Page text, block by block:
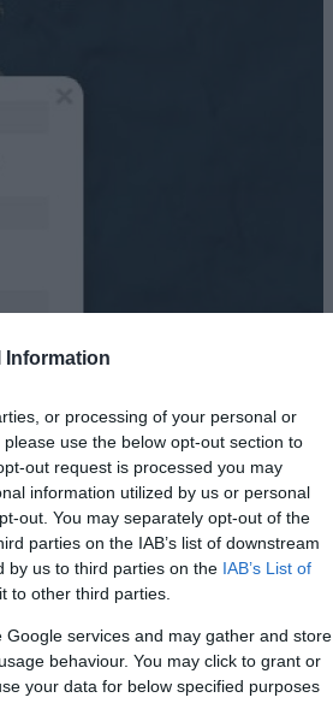
Information
or processing of your personal or
use the below opt-out section to
out request is processed you may
information utilized by us or personal
out. You may separately opt-out of the
parties on the IAB’s list of downstream
by us to third parties on the IAB’s List of
to other third parties.
services and may gather and store
behaviour. You may click to grant or
your data for below specified purposes